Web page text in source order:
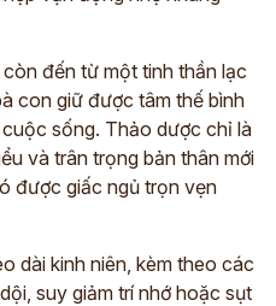
đến từ một tinh thần lạc
con giữ được tâm thế bình
sống. Thảo dược chỉ là
và trân trọng bản thân mới
được giấc ngủ trọn vẹn
dài kinh niên, kèm theo các
suy giảm trí nhớ hoặc sụt